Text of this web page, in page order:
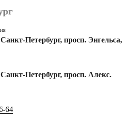
Петербург, просп. Энгельса,
Петербург, просп. Алекс.
64